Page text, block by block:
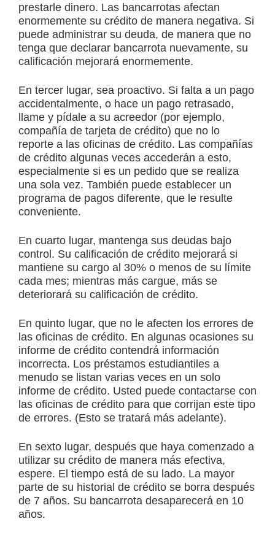
prestarle dinero. Las bancarrotas afectan
enormemente su crédito de manera negativa. Si
puede administrar su deuda, de manera que no
tenga que declarar bancarrota nuevamente, su
calificación mejorará enormemente.
En tercer lugar, sea proactivo. Si falta a un pago
accidentalmente, o hace un pago retrasado,
llame y pídale a su acreedor (por ejemplo,
compañía de tarjeta de crédito) que no lo
reporte a las oficinas de crédito. Las compañías
de crédito algunas veces accederán a esto,
especialmente si es un pedido que se realiza
una sola vez. También puede establecer un
programa de pagos diferente, que le resulte
conveniente.
En cuarto lugar, mantenga sus deudas bajo
control. Su calificación de crédito mejorará si
mantiene su cargo al 30% o menos de su límite
cada mes; mientras más cargue, más se
deteriorará su calificación de crédito.
En quinto lugar, que no le afecten los errores de
las oficinas de crédito. En algunas ocasiones su
informe de crédito contendrá información
incorrecta. Los préstamos estudiantiles a
menudo se listan varias veces en un solo
informe de crédito. Usted puede contactarse con
las oficinas de crédito para que corrijan este tipo
de errores. (Esto se tratará más adelante).
En sexto lugar, después que haya comenzado a
utilizar su crédito de manera más efectiva,
espere. El tiempo está de su lado. La mayor
parte de su historial de crédito se borra después
de 7 años. Su bancarrota desaparecerá en 10
años.